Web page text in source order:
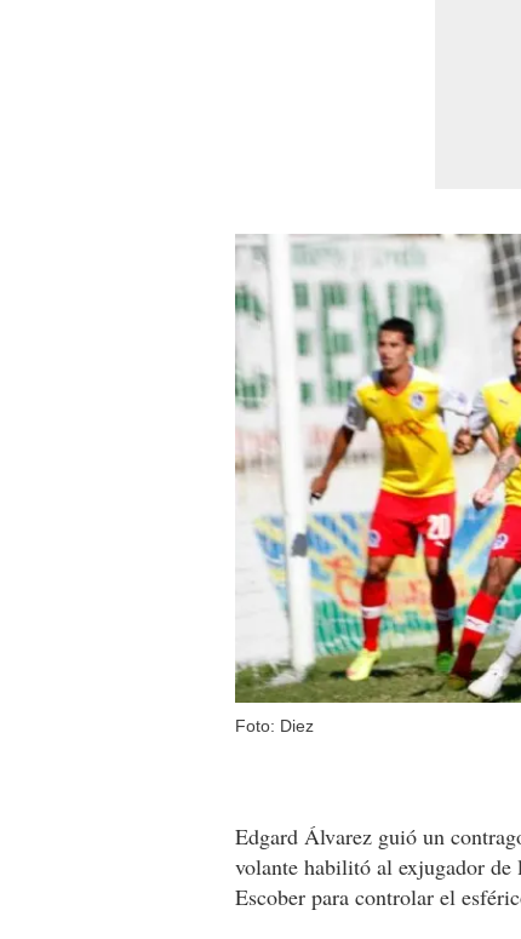
Foto: Diez
Edgard Álvarez guió un
volante habilitó al exjugador de
Escober para controlar el